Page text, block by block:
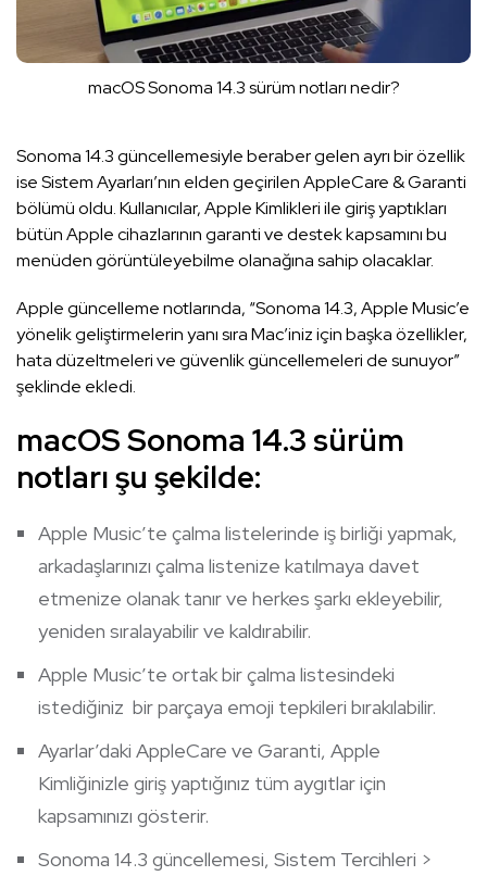
macOS Sonoma 14.3 sürüm notları nedir?
Sonoma 14.3 güncellemesiyle beraber gelen ayrı bir özellik
ise Sistem Ayarları’nın elden geçirilen AppleCare & Garanti
bölümü oldu. Kullanıcılar, Apple Kimlikleri ile giriş yaptıkları
bütün Apple cihazlarının garanti ve destek kapsamını bu
menüden görüntüleyebilme olanağına sahip olacaklar.
Apple güncelleme notlarında, “Sonoma 14.3, Apple Music’e
yönelik geliştirmelerin yanı sıra Mac’iniz için başka özellikler,
hata düzeltmeleri ve güvenlik güncellemeleri de sunuyor”
şeklinde ekledi.
macOS Sonoma 14.3 sürüm
notları şu şekilde:
Apple Music’te çalma listelerinde iş birliği yapmak,
arkadaşlarınızı çalma listenize katılmaya davet
etmenize olanak tanır ve herkes şarkı ekleyebilir,
yeniden sıralayabilir ve kaldırabilir.
Apple Music’te ortak bir çalma listesindeki
istediğiniz bir parçaya emoji tepkileri bırakılabilir.
Ayarlar’daki AppleCare ve Garanti, Apple
Kimliğinizle giriş yaptığınız tüm aygıtlar için
kapsamınızı gösterir.
Sonoma 14.3 güncellemesi, Sistem Tercihleri >